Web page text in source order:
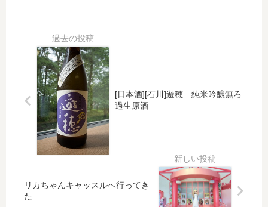
別
生
原
酒
ぼ
り
た
て
ッ
黒
k
Ya
ma
の
設
計
純
米
吟
醸
無
濾
原
純
[日本酒][石川]遊穂 純米吟醸無ろ
過生原酒
リカちゃんキャッスルへ行ってき
た